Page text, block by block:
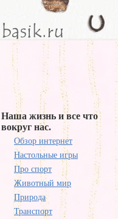
Наша жизнь и все что
вокруг нас.
Обзор интернет
Настольные игры
Про спорт
Животный мир
Природа
Транспорт